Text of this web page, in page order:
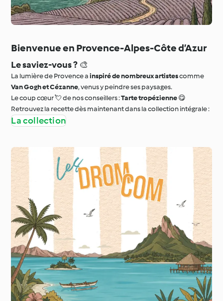
Bienvenue en Provence-Alpes-Côte d’Azur
Le saviez-vous ? 🎨
La lumière de Provence ainspiré de nombreux artistescomme
Van Gogh et Cézanne, venus y peindre ses paysages.
Le coup cœur 💘 de nos conseillers :Tarte tropézienne😋
Retrouvez la recette dès maintenant dans la collection intégrale :
La collection